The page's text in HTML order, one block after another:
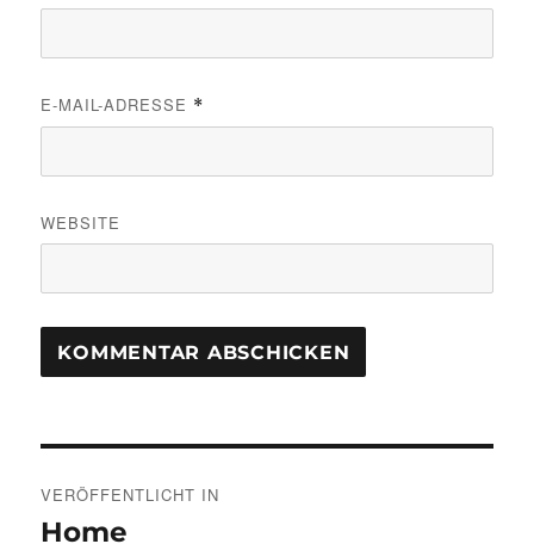
E-MAIL-ADRESSE *
WEBSITE
VERÖFFENTLICHT IN
Home